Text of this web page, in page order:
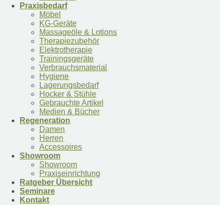
Praxisbedarf
Möbel
KG-Geräte
Massageöle & Lotions
Therapiezubehör
Elektrotherapie
Trainingsgeräte
Verbrauchsmaterial
Hygiene
Lagerungsbedarf
Hocker & Stühle
Gebrauchte Artikel
Medien & Bücher
Regeneration
Damen
Herren
Accessoires
Showroom
Showroom
Praxiseinrichtung
Ratgeber Übersicht
Seminare
Kontakt